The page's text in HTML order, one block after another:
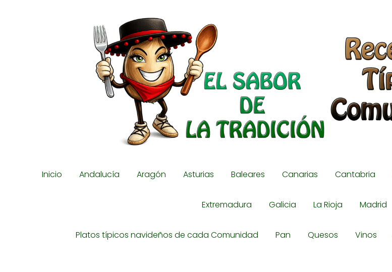
Inicio Andalucía Aragón Asturias Baleares Canarias Cantabria
Extremadura Galicia La Rioja Madrid
Platos típicos navideños de cada Comunidad Pan Quesos Vinos